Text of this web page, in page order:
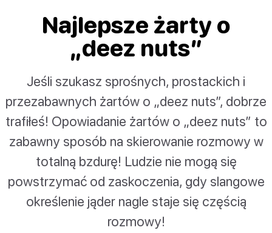
Najlepsze żarty o
„deez nuts”
Jeśli szukasz sprośnych, prostackich i
przezabawnych żartów o „deez nuts”, dobrze
trafiłeś! Opowiadanie żartów o „deez nuts” to
zabawny sposób na skierowanie rozmowy w
totalną bzdurę! Ludzie nie mogą się
powstrzymać od zaskoczenia, gdy slangowe
określenie jąder nagle staje się częścią
rozmowy!